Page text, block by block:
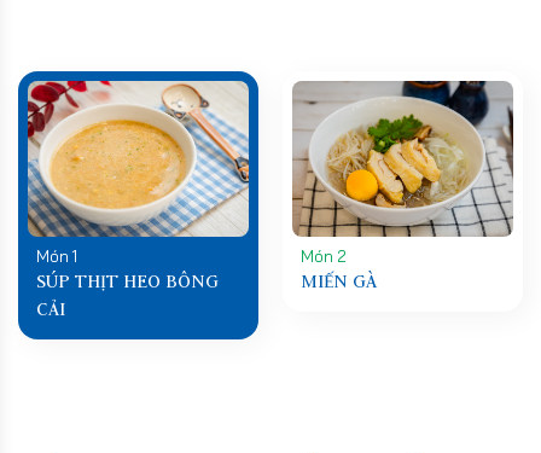
Món 1
SÚP THỊT HEO BÔNG
CẢI
Món 2
MIẾN GÀ